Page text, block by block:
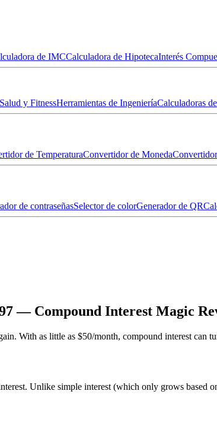
de IMCCalculadora de HipotecaInterés
Salud y FitnessHerramientas de IngenieríaCalculadoras
de TemperaturaConvertidor de Moneda
de contraseñasSelector de colorGenerador de QR
— Compound Interest Magic
With as little as $50/month, compound interest
Unlike simple interest (which only grows